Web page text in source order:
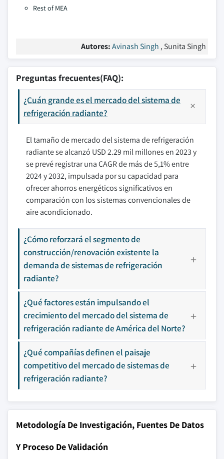
Rest of MEA
Autores:Avinash Singh , Sunita Singh
Preguntas frecuentes(FAQ):
¿Cuán grande es el mercado del sistema de
refrigeración radiante?
El tamaño de mercado del sistema de refrigeración
radiante se alcanzó USD 2.29 mil millones en 2023 y
se prevé registrar una CAGR de más de 5,1% entre
2024 y 2032, impulsada por su capacidad para
ofrecer ahorros energéticos significativos en
comparación con los sistemas convencionales de
aire acondicionado.
¿Cómo reforzará el segmento de
construcción/renovación existente la
demanda de sistemas de refrigeración
radiante?
¿Qué factores están impulsando el
crecimiento del mercado del sistema de
refrigeración radiante de América del Norte?
¿Qué compañías definen el paisaje
competitivo del mercado de sistemas de
refrigeración radiante?
Metodología De Investigación, Fuentes De Datos
Y Proceso De Validación